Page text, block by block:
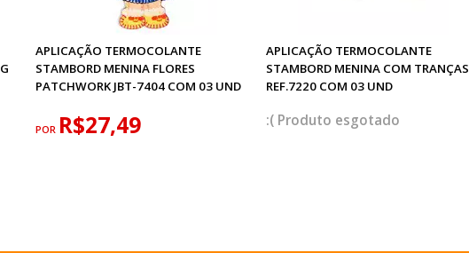
APLICAÇÃO TERMOCOLANTE
STAMBORD MENINA FLORES
PATCHWORK JBT-7404 COM 03 UND
POR R$27,49
APLICAÇÃO TERMOCOLANTE
STAMBORD MENINA COM TRANÇAS
REF.7220 COM 03 UND
esgotado